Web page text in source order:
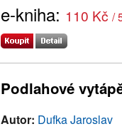
e-kniha: 110 Kč /
Podlahové
Autor: Dufka Jaroslav